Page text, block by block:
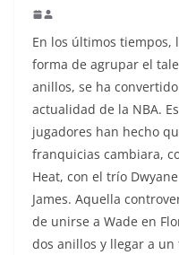
En los últimos tiempos,
forma de agrupar el
anillos, se ha
actualidad de la NBA.
jugadores han hecho
franquicias cambiara,
Heat, con el trío
James. Aquella
de unirse a Wade en
dos anillos y llegar a